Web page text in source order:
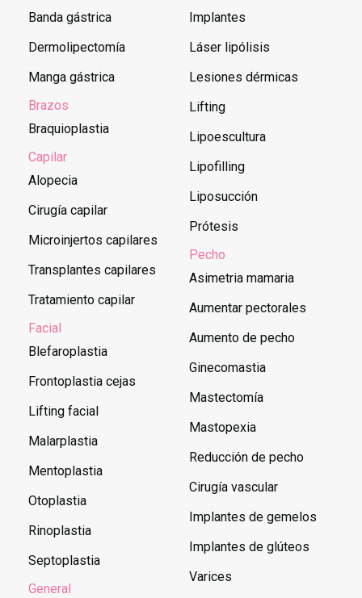
Banda gástrica
Dermolipectomía
Manga gástrica
Brazos
Braquioplastia
Capilar
Alopecia
Cirugía capilar
Microinjertos capilares
Transplantes capilares
Tratamiento capilar
Facial
Blefaroplastia
Frontoplastia cejas
Lifting facial
Malarplastia
Mentoplastia
Otoplastia
Rinoplastia
Septoplastia
General
Implantes
Láser lipólisis
Lesiones dérmicas
Lifting
Lipoescultura
Lipofilling
Liposucción
Prótesis
Pecho
Asimetria mamaria
Aumentar pectorales
Aumento de pecho
Ginecomastia
Mastectomía
Mastopexia
Reducción de pecho
Cirugía vascular
Implantes de gemelos
Implantes de glúteos
Varices